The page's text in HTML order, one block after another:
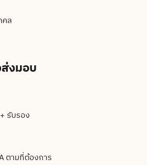
ล
งมอบ
รับรอง
ตามที่ต้องการ